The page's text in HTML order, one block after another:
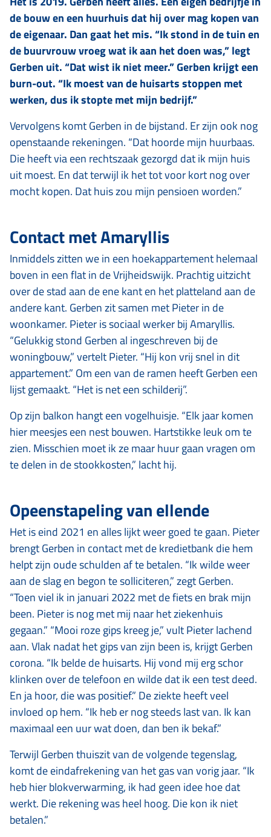
de bouw en een huurhuis dat hij over mag kopen van
de eigenaar. Dan gaat het mis. “Ik stond in de tuin en
de buurvrouw vroeg wat ik aan het doen was,” legt
Gerben uit. “Dat wist ik niet meer.” Gerben krijgt een
burn-out. “Ik moest van de huisarts stoppen met
werken, dus ik stopte met mijn bedrijf.”
Vervolgens komt Gerben in de bijstand. Er zijn ook nog
openstaande rekeningen. “Dat hoorde mijn huurbaas.
Die heeft via een rechtszaak gezorgd dat ik mijn huis
uit moest. En dat terwijl ik het tot voor kort nog over
mocht kopen. Dat huis zou mijn pensioen worden.”
Contact met Amaryllis
Inmiddels zitten we in een hoekappartement helemaal
boven in een flat in de Vrijheidswijk. Prachtig uitzicht
over de stad aan de ene kant en het platteland aan de
andere kant. Gerben zit samen met Pieter in de
woonkamer. Pieter is sociaal werker bij Amaryllis.
“Gelukkig stond Gerben al ingeschreven bij de
woningbouw,” vertelt Pieter. “Hij kon vrij snel in dit
appartement.” Om een van de ramen heeft Gerben een
lijst gemaakt. “Het is net een schilderij”.
Op zijn balkon hangt een vogelhuisje. “Elk jaar komen
hier meesjes een nest bouwen. Hartstikke leuk om te
zien. Misschien moet ik ze maar huur gaan vragen om
te delen in de stookkosten,” lacht hij.
Opeenstapeling van ellende
Het is eind 2021 en alles lijkt weer goed te gaan. Pieter
brengt Gerben in contact met de kredietbank die hem
helpt zijn oude schulden af te betalen. “Ik wilde weer
aan de slag en begon te solliciteren,” zegt Gerben.
“Toen viel ik in januari 2022 met de fiets en brak mijn
been. Pieter is nog met mij naar het ziekenhuis
gegaan.” “Mooi roze gips kreeg je,” vult Pieter lachend
aan. Vlak nadat het gips van zijn been is, krijgt Gerben
corona. “Ik belde de huisarts. Hij vond mij erg schor
klinken over de telefoon en wilde dat ik een test deed.
En ja hoor, die was positief.” De ziekte heeft veel
invloed op hem. “Ik heb er nog steeds last van. Ik kan
maximaal een uur wat doen, dan ben ik bekaf.”
Terwijl Gerben thuiszit van de volgende tegenslag,
komt de eindafrekening van het gas van vorig jaar. “Ik
heb hier blokverwarming, ik had geen idee hoe dat
werkt. Die rekening was heel hoog. Die kon ik niet
betalen.”